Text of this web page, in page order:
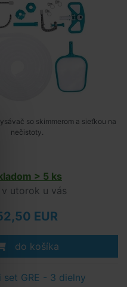
so skimmerom a sieťkou na
nečistoty.
> 5 ks
v utorok u vás
EUR
do košíka
set GRE - 3 dielny